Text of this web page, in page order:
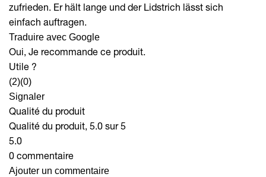
zufrieden. Er hält lange und der Lidstrich lässt sich
einfach auftragen.
Traduire avec Google
Oui, Je recommande ce produit.
Utile ?
(2)(0)
Signaler
Qualité du produit
Qualité du produit, 5.0 sur 5
5.0
0 commentaire
Ajouter un commentaire